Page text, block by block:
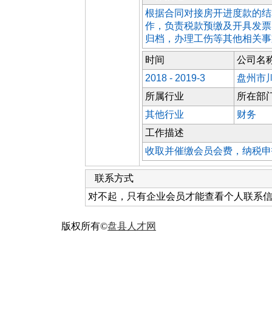
根据合同对接房开进度款的
作，负责税款预缴及开具发
归档，办理工伤等其他相关
时间
公司名
2018 - 2019-3
盘州市
所属行业
所在部
其他行业
财务
工作描述
收取并催缴会员会费，纳税
联系方式
对不起，只有企业会员才能查看个人联系
版权所有©盘县人才网